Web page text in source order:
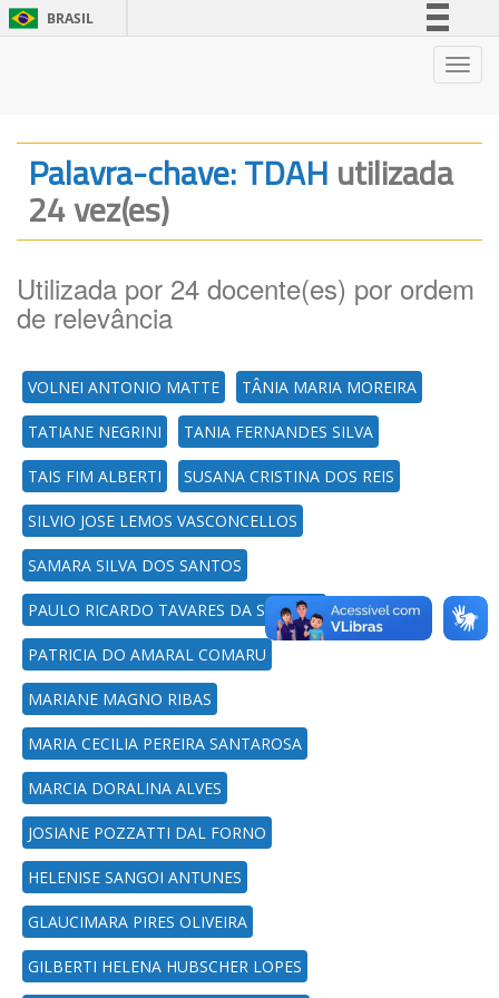
BRASIL
Legislação
Palavra-chave: TDAH utilizada
24 vez(es)
Utilizada por 24 docente(es) por ordem
de relevância
VOLNEI ANTONIO MATTE TÂNIA MARIA MOREIRA
TATIANE NEGRINI TANIA FERNANDES SILVA
TAIS FIM ALBERTI SUSANA CRISTINA DOS REIS
SILVIO JOSE LEMOS VASCONCELLOS
SAMARA SILVA DOS SANTOS
PAULO RICARDO TAVARES DA SILVEIRA
PATRICIA DO AMARAL COMARU
MARIANE MAGNO RIBAS
MARIA CECILIA PEREIRA SANTAROSA
MARCIA DORALINA ALVES
JOSIANE POZZATTI DAL FORNO
HELENISE SANGOI ANTUNES
GLAUCIMARA PIRES OLIVEIRA
GILBERTI HELENA HUBSCHER LOPES